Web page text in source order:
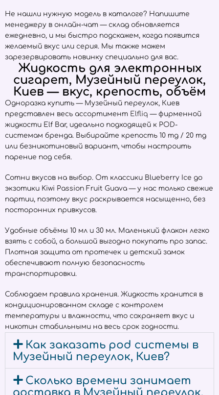
Не нашли нужную модель в каталоге? Напишите
менеджеру в онлайн-чат — склад обновляется
ежедневно, и мы быстро подскажем, когда появится
желаемый вкус или серия. Мы также можем
зарезервировать новинку специально для вас.
Жидкость для электронных
сигарет, Музейный переулок,
Киев — вкус, крепость, объём
Одноразка купить — Музейный переулок, Киев
представлен весь ассортимент Elfliq — фирменной
жидкости Elf Bar, идеально подходящей к POD-
системам бренда. Выбирайте крепость 10 mg / 20 mg
или безникотиновый вариант, чтобы настроить
парение под себя.
Сотни вкусов на выбор. От классики Blueberry Ice до
экзотики Kiwi Passion Fruit Guava — у нас только свежие
партии, поэтому вкус раскрывается насыщенно, без
посторонних привкусов.
Удобные объёмы 10 мл и 30 мл. Маленький флакон легко
взять с собой, а большой выгодно покупать про запас.
Плотная защита от протечек и детский замок
обеспечивают полную безопасность
транспортировки.
Соблюдаем правила хранения. Жидкость хранится в
кондиционированном складе с контролем
температуры и влажности, что сохраняет вкус и
никотин стабильными на весь срок годности.
Как заказать pod системы в
Музейный переулок, Киев?
Сколько времени занимает
доставка в Музейный переулок,